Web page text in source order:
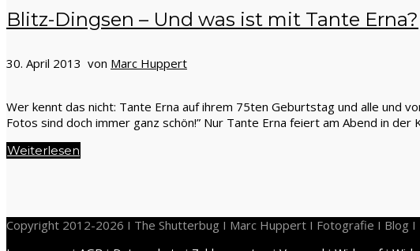
Blitz-Dingsen – Und was ist mit Tante Erna?
30. April 2013 von Marc Huppert
Wer kennt das nicht: Tante Erna auf ihrem 75ten Geburtstag und alle und
Fotos sind doch immer ganz schön!” Nur Tante Erna feiert am Abend in
Weiterlesen
Copyright 2012-2026 I The Shutterbug I Marc Huppert I Fotografie I Blog I